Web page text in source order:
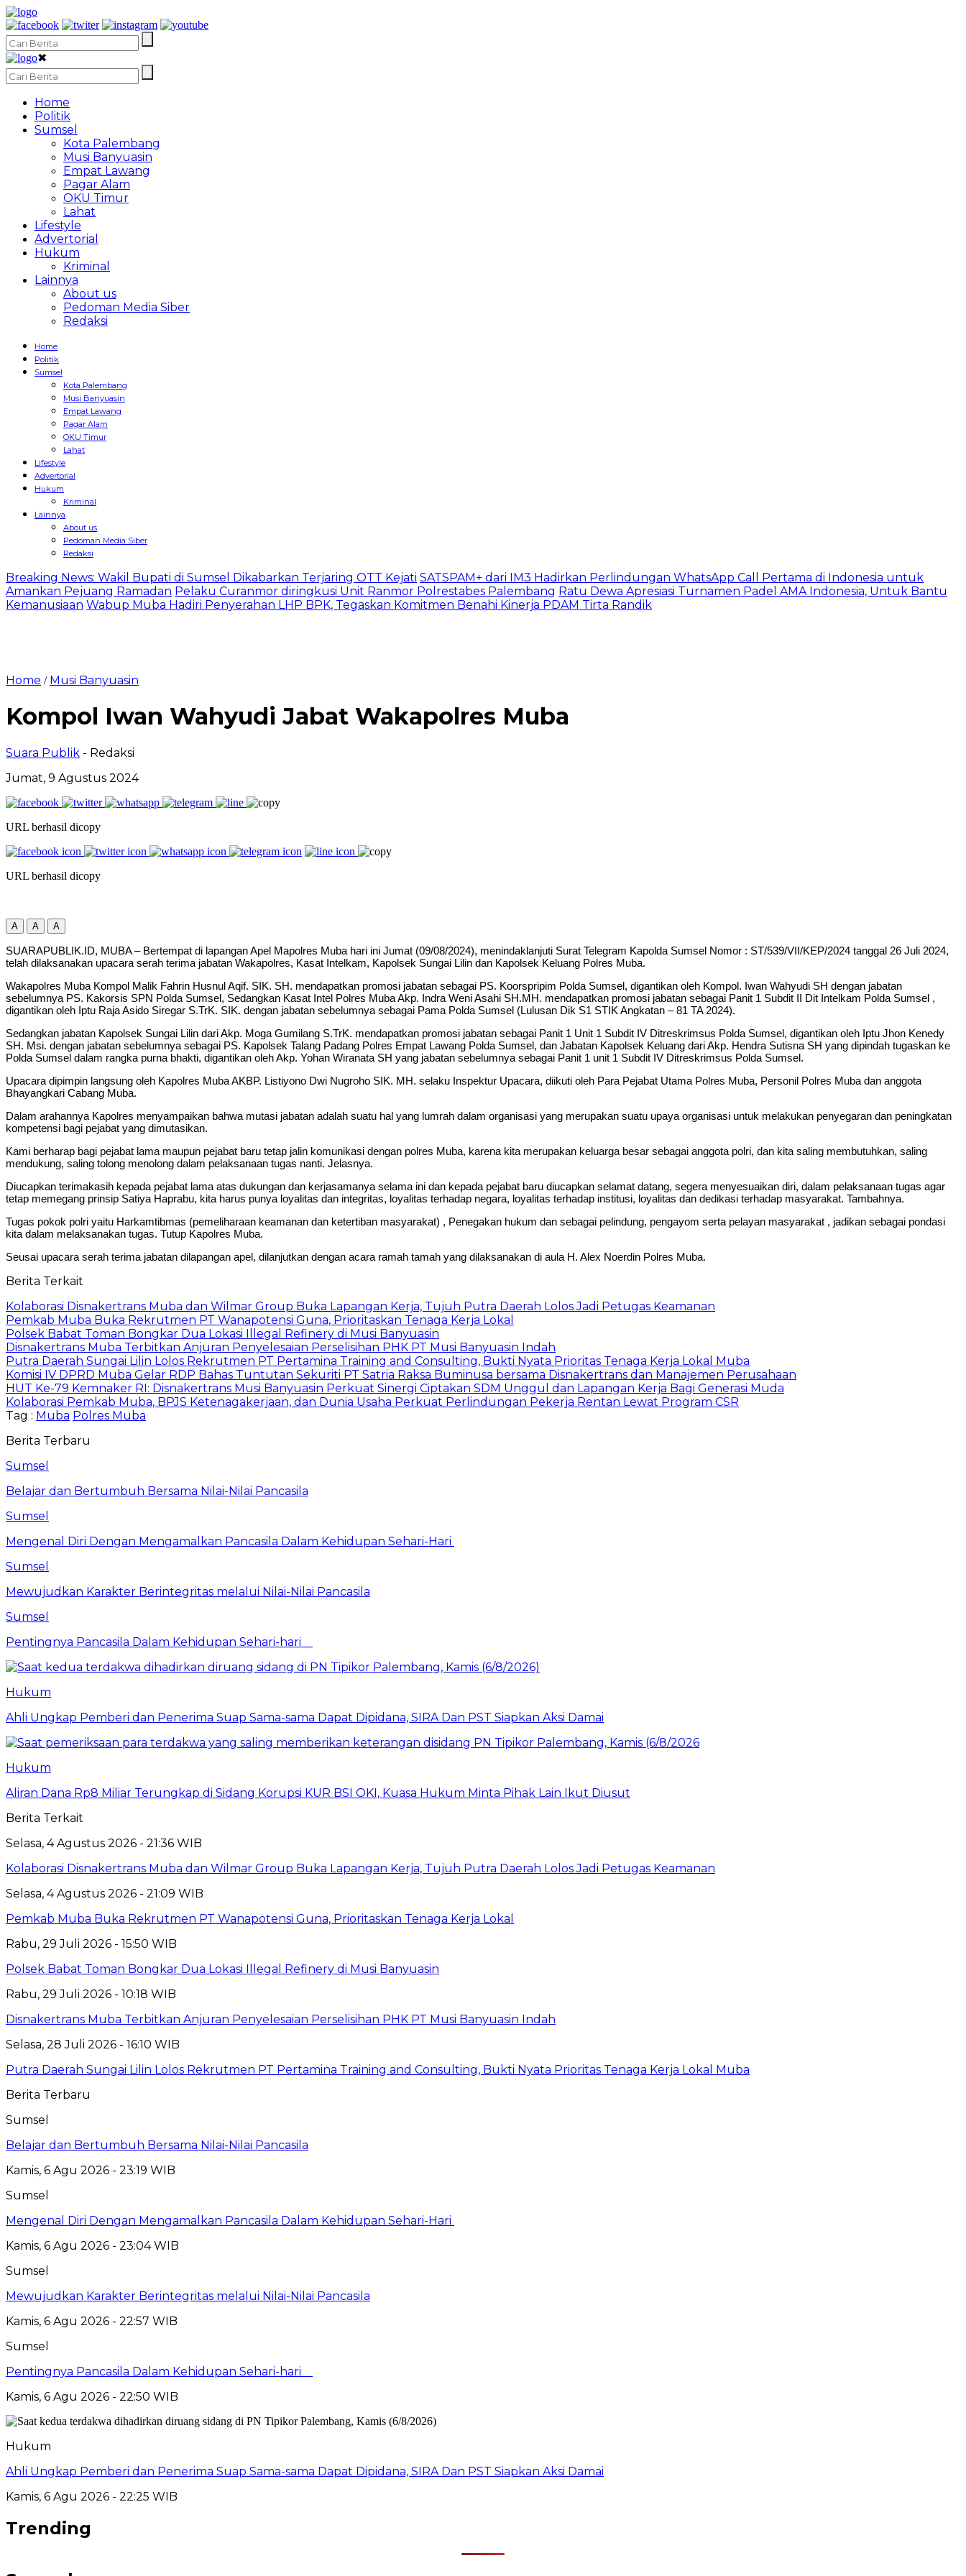
✖
Home
Politik
Sumsel
Kota Palembang
Musi Banyuasin
Empat Lawang
Pagar Alam
OKU Timur
Lahat
Lifestyle
Advertorial
Hukum
Kriminal
Lainnya
About us
Pedoman Media Siber
Redaksi
Home
Politik
Sumsel
Kota Palembang
Musi Banyuasin
Empat Lawang
Pagar Alam
OKU Timur
Lahat
Lifestyle
Advertorial
Hukum
Kriminal
Lainnya
About us
Pedoman Media Siber
Redaksi
Breaking News: Wakil Bupati di Sumsel Dikabarkan Terjaring OTT Kejati SATSPAM+ dari IM3 Hadirkan Perlindungan WhatsApp Call Pertama di Indonesia untuk
Amankan Pejuang Ramadan Pelaku Curanmor diringkusi Unit Ranmor Polrestabes Palembang Ratu Dewa Apresiasi Turnamen Padel AMA Indonesia, Untuk Bantu
Kemanusiaan Wabup Muba Hadiri Penyerahan LHP BPK, Tegaskan Komitmen Benahi Kinerja PDAM Tirta Randik
Home / Musi Banyuasin
Kompol Iwan Wahyudi Jabat Wakapolres Muba
Suara Publik - Redaksi
Jumat, 9 Agustus 2024
URL berhasil dicopy
URL berhasil dicopy
A A A
SUARAPUBLIK.ID, MUBA – Bertempat di lapangan Apel Mapolres Muba hari ini Jumat (09/08/2024), menindaklanjuti Surat Telegram Kapolda Sumsel Nomor : ST/539/VII/KEP/2024 tanggal 26 Juli 2024,
telah dilaksanakan upacara serah terima jabatan Wakapolres, Kasat Intelkam, Kapolsek Sungai Lilin dan Kapolsek Keluang Polres Muba.
Wakapolres Muba Kompol Malik Fahrin Husnul Aqif. SIK. SH. mendapatkan promosi jabatan sebagai PS. Koorspripim Polda Sumsel, digantikan oleh Kompol. Iwan Wahyudi SH dengan jabatan
sebelumnya PS. Kakorsis SPN Polda Sumsel, Sedangkan Kasat Intel Polres Muba Akp. Indra Weni Asahi SH.MH. mendapatkan promosi jabatan sebagai Panit 1 Subdit II Dit Intelkam Polda Sumsel ,
digantikan oleh Iptu Raja Asido Siregar S.TrK. SIK. dengan jabatan sebelumnya sebagai Pama Polda Sumsel (Lulusan Dik S1 STIK Angkatan – 81 TA 2024).
Sedangkan jabatan Kapolsek Sungai Lilin dari Akp. Moga Gumilang S.TrK. mendapatkan promosi jabatan sebagai Panit 1 Unit 1 Subdit IV Ditreskrimsus Polda Sumsel, digantikan oleh Iptu Jhon Kenedy
SH. Msi. dengan jabatan sebelumnya sebagai PS. Kapolsek Talang Padang Polres Empat Lawang Polda Sumsel, dan Jabatan Kapolsek Keluang dari Akp. Hendra Sutisna SH yang dipindah tugaskan ke
Polda Sumsel dalam rangka purna bhakti, digantikan oleh Akp. Yohan Wiranata SH yang jabatan sebelumnya sebagai Panit 1 unit 1 Subdit IV Ditreskrimsus Polda Sumsel.
Upacara dipimpin langsung oleh Kapolres Muba AKBP. Listiyono Dwi Nugroho SIK. MH. selaku Inspektur Upacara, diikuti oleh Para Pejabat Utama Polres Muba, Personil Polres Muba dan anggota
Bhayangkari Cabang Muba.
Dalam arahannya Kapolres menyampaikan bahwa mutasi jabatan adalah suatu hal yang lumrah dalam organisasi yang merupakan suatu upaya organisasi untuk melakukan penyegaran dan peningkatan
kompetensi bagi pejabat yang dimutasikan.
Kami berharap bagi pejabat lama maupun pejabat baru tetap jalin komunikasi dengan polres Muba, karena kita merupakan keluarga besar sebagai anggota polri, dan kita saling membutuhkan, saling
mendukung, saling tolong menolong dalam pelaksanaan tugas nanti. Jelasnya.
Diucapkan terimakasih kepada pejabat lama atas dukungan dan kerjasamanya selama ini dan kepada pejabat baru diucapkan selamat datang, segera menyesuaikan diri, dalam pelaksanaan tugas agar
tetap memegang prinsip Satiya Haprabu, kita harus punya loyalitas dan integritas, loyalitas terhadap negara, loyalitas terhadap institusi, loyalitas dan dedikasi terhadap masyarakat. Tambahnya.
Tugas pokok polri yaitu Harkamtibmas (pemeliharaan keamanan dan ketertiban masyarakat) , Penegakan hukum dan sebagai pelindung, pengayom serta pelayan masyarakat , jadikan sebagai pondasi
kita dalam melaksanakan tugas. Tutup Kapolres Muba.
Seusai upacara serah terima jabatan dilapangan apel, dilanjutkan dengan acara ramah tamah yang dilaksanakan di aula H. Alex Noerdin Polres Muba.
Berita Terkait
Kolaborasi Disnakertrans Muba dan Wilmar Group Buka Lapangan Kerja, Tujuh Putra Daerah Lolos Jadi Petugas Keamanan
Pemkab Muba Buka Rekrutmen PT Wanapotensi Guna, Prioritaskan Tenaga Kerja Lokal
Polsek Babat Toman Bongkar Dua Lokasi Illegal Refinery di Musi Banyuasin
Disnakertrans Muba Terbitkan Anjuran Penyelesaian Perselisihan PHK PT Musi Banyuasin Indah
Putra Daerah Sungai Lilin Lolos Rekrutmen PT Pertamina Training and Consulting, Bukti Nyata Prioritas Tenaga Kerja Lokal Muba
Komisi IV DPRD Muba Gelar RDP Bahas Tuntutan Sekuriti PT Satria Raksa Buminusa bersama Disnakertrans dan Manajemen Perusahaan
HUT Ke-79 Kemnaker RI: Disnakertrans Musi Banyuasin Perkuat Sinergi Ciptakan SDM Unggul dan Lapangan Kerja Bagi Generasi Muda
Kolaborasi Pemkab Muba, BPJS Ketenagakerjaan, dan Dunia Usaha Perkuat Perlindungan Pekerja Rentan Lewat Program CSR
Tag : Muba Polres Muba
Berita Terbaru
Sumsel
Belajar dan Bertumbuh Bersama Nilai-Nilai Pancasila
Sumsel
Mengenal Diri Dengan Mengamalkan Pancasila Dalam Kehidupan Sehari-Hari
Sumsel
Mewujudkan Karakter Berintegritas melalui Nilai-Nilai Pancasila
Sumsel
Pentingnya Pancasila Dalam Kehidupan Sehari-hari
Hukum
Ahli Ungkap Pemberi dan Penerima Suap Sama-sama Dapat Dipidana, SIRA Dan PST Siapkan Aksi Damai
Hukum
Aliran Dana Rp8 Miliar Terungkap di Sidang Korupsi KUR BSI OKI, Kuasa Hukum Minta Pihak Lain Ikut Diusut
Berita Terkait
Selasa, 4 Agustus 2026 - 21:36 WIB
Kolaborasi Disnakertrans Muba dan Wilmar Group Buka Lapangan Kerja, Tujuh Putra Daerah Lolos Jadi Petugas Keamanan
Selasa, 4 Agustus 2026 - 21:09 WIB
Pemkab Muba Buka Rekrutmen PT Wanapotensi Guna, Prioritaskan Tenaga Kerja Lokal
Rabu, 29 Juli 2026 - 15:50 WIB
Polsek Babat Toman Bongkar Dua Lokasi Illegal Refinery di Musi Banyuasin
Rabu, 29 Juli 2026 - 10:18 WIB
Disnakertrans Muba Terbitkan Anjuran Penyelesaian Perselisihan PHK PT Musi Banyuasin Indah
Selasa, 28 Juli 2026 - 16:10 WIB
Putra Daerah Sungai Lilin Lolos Rekrutmen PT Pertamina Training and Consulting, Bukti Nyata Prioritas Tenaga Kerja Lokal Muba
Berita Terbaru
Sumsel
Belajar dan Bertumbuh Bersama Nilai-Nilai Pancasila
Kamis, 6 Agu 2026 - 23:19 WIB
Sumsel
Mengenal Diri Dengan Mengamalkan Pancasila Dalam Kehidupan Sehari-Hari
Kamis, 6 Agu 2026 - 23:04 WIB
Sumsel
Mewujudkan Karakter Berintegritas melalui Nilai-Nilai Pancasila
Kamis, 6 Agu 2026 - 22:57 WIB
Sumsel
Pentingnya Pancasila Dalam Kehidupan Sehari-hari
Kamis, 6 Agu 2026 - 22:50 WIB
Hukum
Ahli Ungkap Pemberi dan Penerima Suap Sama-sama Dapat Dipidana, SIRA Dan PST Siapkan Aksi Damai
Kamis, 6 Agu 2026 - 22:25 WIB
Trending